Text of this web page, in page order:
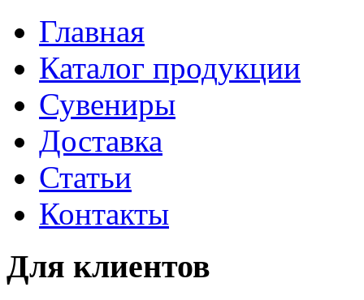
Главная
Каталог продукции
Сувениры
Доставка
Статьи
Контакты
Для клиентов